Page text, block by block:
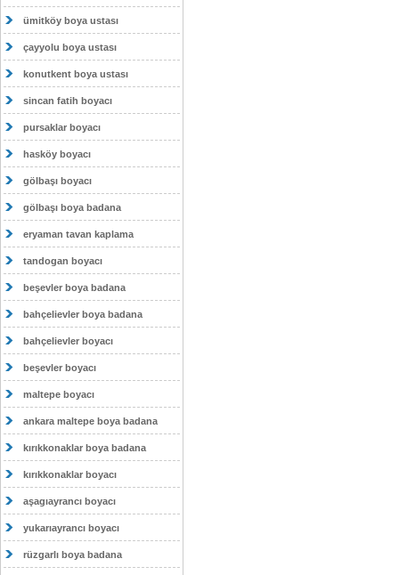
ümitköy boya ustası
çayyolu boya ustası
konutkent boya ustası
sincan fatih boyacı
pursaklar boyacı
hasköy boyacı
gölbaşı boyacı
gölbaşı boya badana
eryaman tavan kaplama
tandogan boyacı
beşevler boya badana
bahçelievler boya badana
bahçelievler boyacı
beşevler boyacı
maltepe boyacı
ankara maltepe boya badana
kırıkkonaklar boya badana
kırıkkonaklar boyacı
aşagıayrancı boyacı
yukarıayrancı boyacı
rüzgarlı boya badana